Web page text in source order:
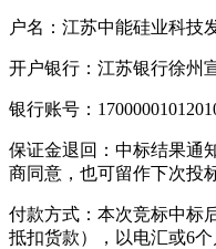
户名：江苏中能硅业科技
开户银行：江苏银行徐州
银行账号：
保证金退回：中标结果通
商同意，也可留作下次投
付款方式：本次竞标中标
抵扣货款），以电汇或6